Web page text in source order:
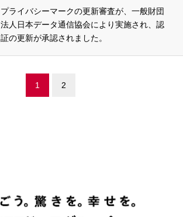
プライバシーマークの更新審査が、一般財団
法人日本データ通信協会により実施され、認
証の更新が承認されました。
1 2